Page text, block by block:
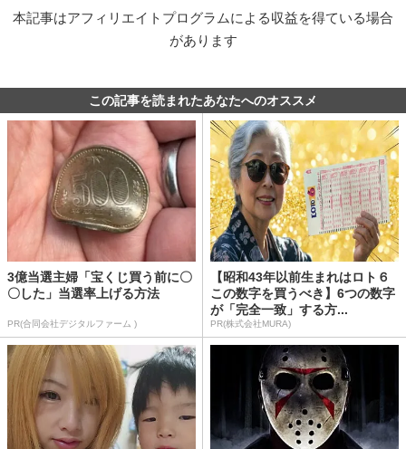
本記事はアフィリエイトプログラムによる収益を得ている場合
があります
この記事を読まれたあなたへのオススメ
3億当選主婦「宝くじ買う前に〇
〇した」当選率上げる方法
PR(合同会社デジタルファーム )
【昭和43年以前生まれはロト６
この数字を買うべき】6つの数字
が「完全一致」する方...
PR(株式会社MURA)